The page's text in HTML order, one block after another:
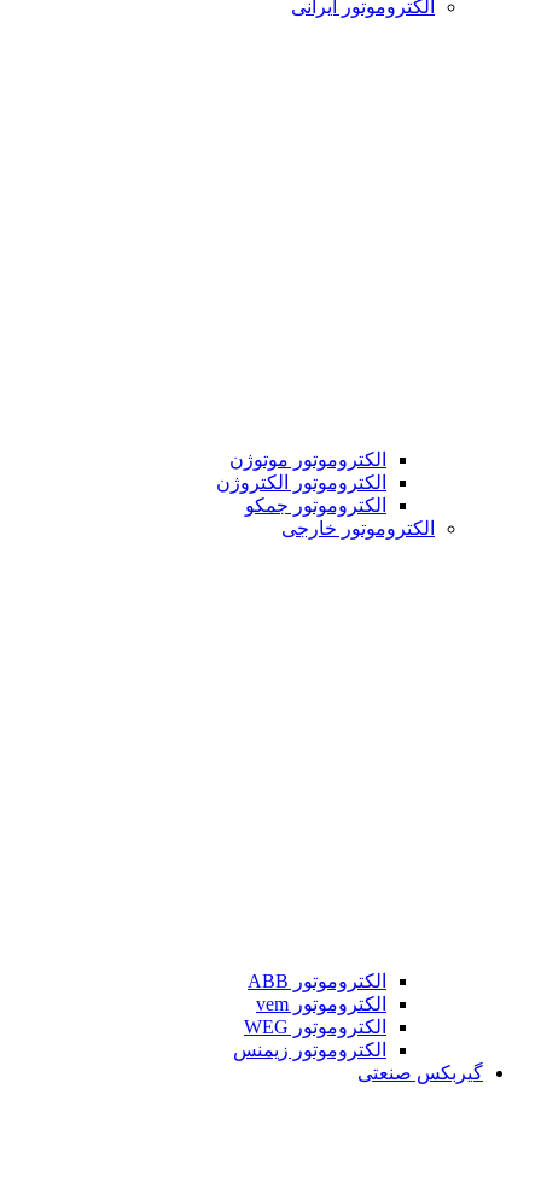
الکتروموتور ایرانی
الکتروموتور موتوژن
الکتروموتور الکتروژن
الکتروموتور جمکو
الکتروموتور خارجی
الکتروموتور ABB
الکتروموتور vem
الکتروموتور WEG
الکتروموتور زیمنس
گیربکس صنعتی